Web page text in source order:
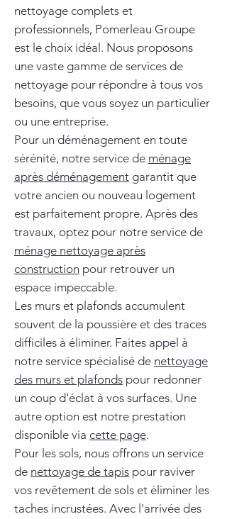
nettoyage complets et
professionnels, Pomerleau Groupe
est le choix idéal. Nous proposons
une vaste gamme de services de
nettoyage pour répondre à tous vos
besoins, que vous soyez un particulier
ou une entreprise.
Pour un déménagement en toute
sérénité, notre service de ménage
après déménagement garantit que
votre ancien ou nouveau logement
est parfaitement propre. Après des
travaux, optez pour notre service de
ménage nettoyage après
construction pour retrouver un
espace impeccable.
Les murs et plafonds accumulent
souvent de la poussière et des traces
difficiles à éliminer. Faites appel à
notre service spécialisé de nettoyage
des murs et plafonds pour redonner
un coup d'éclat à vos surfaces. Une
autre option est notre prestation
disponible via cette page.
Pour les sols, nous offrons un service
de nettoyage de tapis pour raviver
vos revêtement de sols et éliminer les
taches incrustées. Avec l'arrivée des